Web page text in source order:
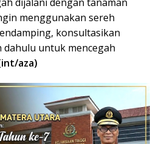
menggunakan sereh
konsultasikan
untuk mencegah
aza)